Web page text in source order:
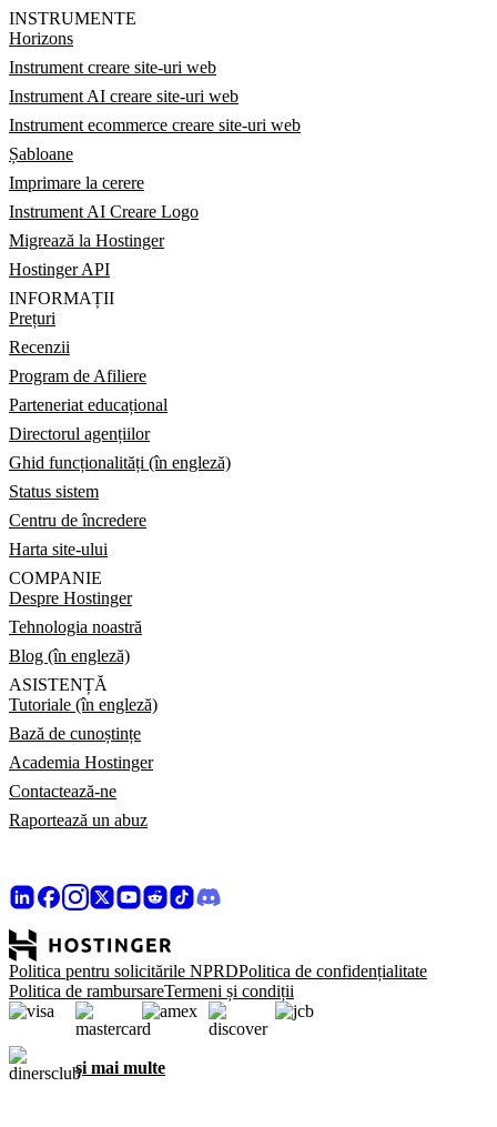
INSTRUMENTE
Horizons
Instrument creare site-uri web
Instrument AI creare site-uri web
Instrument ecommerce creare site-uri web
Șabloane
Imprimare la cerere
Instrument AI Creare Logo
Migrează la Hostinger
Hostinger API
INFORMAȚII
Prețuri
Recenzii
Program de Afiliere
Parteneriat educațional
Directorul agențiilor
Ghid funcționalități (în engleză)
Status sistem
Centru de încredere
Harta site-ului
COMPANIE
Despre Hostinger
Tehnologia noastră
Blog (în engleză)
ASISTENȚĂ
Tutoriale (în engleză)
Bază de cunoștințe
Academia Hostinger
Contactează-ne
Raportează un abuz
Politica pentru solicitările NPRDPolitica de confidențialitate
Politica de rambursareTermeni și condiții
și mai multe